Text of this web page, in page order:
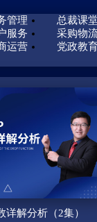
管理
总裁课
服务
采购物
运营
党政教
详解分析（2集）